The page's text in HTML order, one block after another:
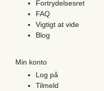
Fortrydelsesret
FAQ
Vigtigt at vide
Blog
Min konto
Log på
Tilmeld